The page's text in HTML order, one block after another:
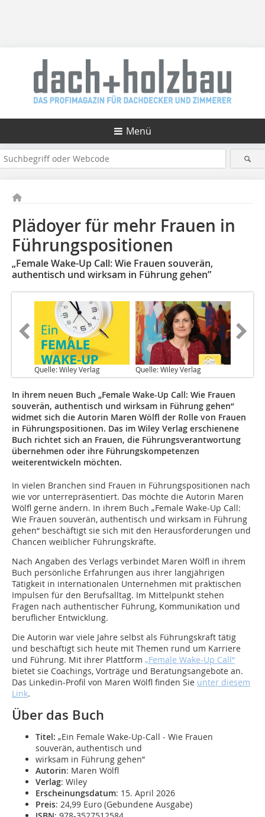
Menü
Plädoyer für mehr Frauen in
Führungspositionen
„Female Wake-Up Call: Wie Frauen souverän,
authentisch und wirksam in Führung gehen”
Quelle: Wiley Verlag Quelle: Wiley Verlag
In ihrem neuen Buch „Female Wake-Up Call: Wie Frauen
souverän, authentisch und wirksam in Führung gehen“
widmet sich die Autorin Maren Wölfl der Rolle von Frauen
in Führungspositionen. Das im Wiley Verlag erschienene
Buch richtet sich an Frauen, die Führungsverantwortung
übernehmen oder ihre Führungskompetenzen
weiterentwickeln möchten.
In vielen Branchen sind Frauen in Führungspositionen nach
wie vor unterrepräsentiert. Das möchte die Autorin Maren
Wölfl gerne ändern. In ihrem Buch „Female Wake-Up Call:
Wie Frauen souverän, authentisch und wirksam in Führung
gehen“ beschäftigt sie sich mit den Herausforderungen und
Chancen weiblicher Führungskräfte.
Nach Angaben des Verlags verbindet Maren Wölfl in ihrem
Buch persönliche Erfahrungen aus ihrer langjährigen
Tätigkeit in internationalen Unternehmen mit praktischen
Impulsen für den Berufsalltag. Im Mittelpunkt stehen
Fragen nach authentischer Führung, Kommunikation und
beruflicher Entwicklung.
Die Autorin war viele Jahre selbst als Führungskraft tätig
und beschäftigt sich heute mit Themen rund um Karriere
und Führung. Mit ihrer Plattform „Female Wake-Up Call“
bietet sie Coachings, Vorträge und Beratungsangebote an.
Das Linkedin-Profil von Maren Wölfl finden Sie unter diesem
Link.
Über das Buch
Titel: „Ein Female Wake-Up-Call - Wie Frauen
souverän, authentisch und
wirksam in Führung gehen”
Autorin: Maren Wölfl
Verlag: Wiley
Erscheinungsdatum: 15. April 2026
Preis: 24,99 Euro (Gebundene Ausgabe)